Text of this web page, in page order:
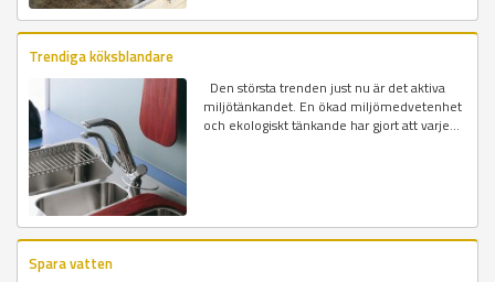
Trendiga köksblandare
Den största trenden just nu är det aktiva
miljötänkandet. En ökad miljömedvetenhet
och ekologiskt tänkande har gjort att varje...
Spara vatten